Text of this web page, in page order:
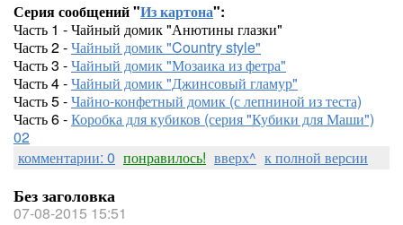
Серия сообщений "Из картона":
Часть 1 - Чайный домик "Анютины глазки"
Часть 2 -Чайный домик "Country style"
Часть 3 -Чайный домик "Мозаика из фетра"
Часть 4 -Чайный домик "Джинсовый гламур"
Часть 5 -Чайно-конфетный домик (с лепниной из теста)
Часть 6 -Коробка для кубиков (серия "Кубики для Маши")
02
комментарии: 0 понравилось! вверх^ к полной версии
Без заголовка
07-08-2015 15:51